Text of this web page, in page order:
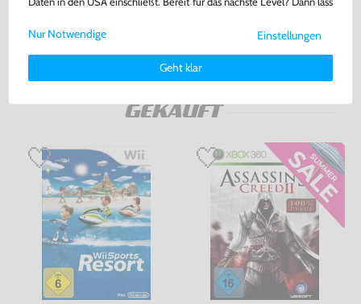
22,99 €
Warenkorb
7,99 €
Warenkorb
GEKAUFT
Weitere Informationen zu den von uns verwendeten Cookies und
Deinen Rechten als Nutzer findest Du in unsererDaten­schutz­
Impressum.
Einstellungen
Geht klar
Nur Notwendige